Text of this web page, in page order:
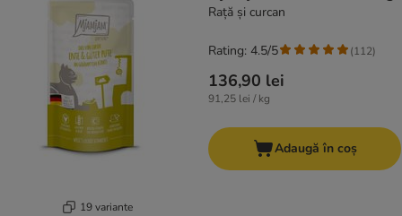
19 variante
Rață și curcan
136,90 lei
91,25 lei / kg
Rating: 4.5/5 (112)
Adaugă în coș